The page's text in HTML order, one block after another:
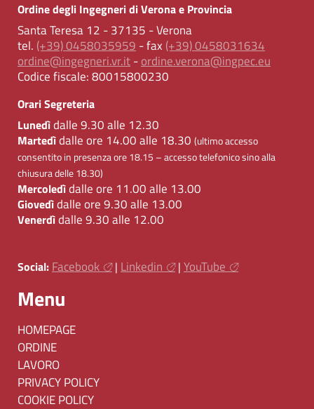
Ordine degli Ingegneri di Verona e Provincia
Santa Teresa 12 - 37135 - Verona
tel. (+39) 0458035959- fax (+39) 0458031634
ordine@ingegneri.vr.it-ordine.verona@ingpec.eu
Codice fiscale:80015800230
Orari Segreteria
Lunedìdalle 9.30 alle 12.30
Martedìdalle ore 14.00 alle 18.30 (ultimo accesso
consentito in presenza ore 18.15 – accesso telefonico sino alla
chiusura delle 18.30)
Mercoledìdalle ore 11.00 alle 13.00
Giovedìdalle ore 9.30 alle 13.00
Venerdìdalle 9.30 alle 12.00
Social:Facebook | Linkedin | YouTube
Menu
HOMEPAGE
ORDINE
LAVORO
PRIVACY POLICY
COOKIE POLICY